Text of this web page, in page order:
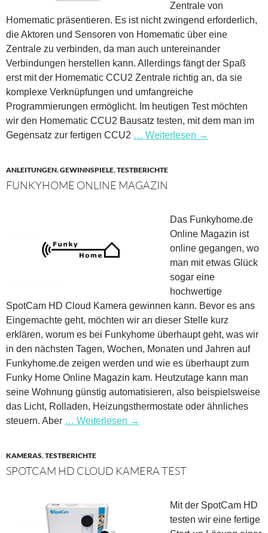
Zentrale von
Homematic präsentieren. Es ist nicht zwingend erforderlich,
die Aktoren und Sensoren von Homematic über eine
Zentrale zu verbinden, da man auch untereinander
Verbindungen herstellen kann. Allerdings fängt der Spaß
erst mit der Homematic CCU2 Zentrale richtig an, da sie
komplexe Verknüpfungen und umfangreiche
Programmierungen ermöglicht. Im heutigen Test möchten
wir den Homematic CCU2 Bausatz testen, mit dem man im
Gegensatz zur fertigen CCU2 … Weiterlesen →
ANLEITUNGEN,GEWINNSPIELE,TESTBERICHTE
FUNKYHOME ONLINE MAGAZIN
Das Funkyhome.de
Online Magazin ist
online gegangen, wo
man mit etwas Glück
sogar eine
hochwertige
SpotCam HD Cloud Kamera gewinnen kann. Bevor es ans
Eingemachte geht, möchten wir an dieser Stelle kurz
erklären, worum es bei Funkyhome überhaupt geht, was wir
in den nächsten Tagen, Wochen, Monaten und Jahren auf
Funkyhome.de zeigen werden und wie es überhaupt zum
Funky Home Online Magazin kam. Heutzutage kann man
seine Wohnung günstig automatisieren, also beispielsweise
das Licht, Rolladen, Heizungsthermostate oder ähnliches
steuern. Aber … Weiterlesen →
KAMERAS,TESTBERICHTE
SPOTCAM HD CLOUD KAMERA TEST
Mit der SpotCam HD
testen wir eine fertige